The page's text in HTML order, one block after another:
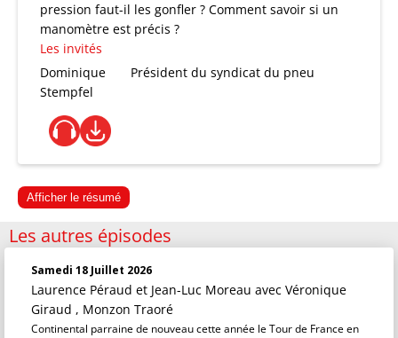
pression faut-il les gonfler ? Comment savoir si un
manomètre est précis ?
Les invités
Dominique
Stempfel
Président du syndicat du pneu
Afficher le résumé
Les autres épisodes
Samedi 18 Juillet 2026
Laurence Péraud et Jean-Luc Moreau avec Véronique
Giraud , Monzon Traoré
Continental parraine de nouveau cette année le Tour de France en